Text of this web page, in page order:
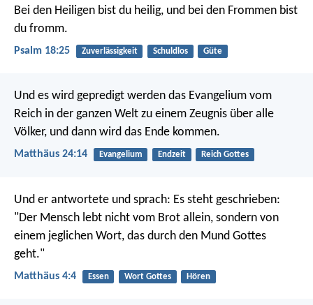
Bei den Heiligen bist du heilig, und bei den Frommen bist
du fromm.
Psalm 18:25 Zuverlässigkeit Schuldlos Güte
Und es wird gepredigt werden das Evangelium vom
Reich in der ganzen Welt zu einem Zeugnis über alle
Völker, und dann wird das Ende kommen.
Matthäus 24:14 Evangelium Endzeit Reich Gottes
Und er antwortete und sprach: Es steht geschrieben:
"Der Mensch lebt nicht vom Brot allein, sondern von
einem jeglichen Wort, das durch den Mund Gottes
geht."
Matthäus 4:4 Essen Wort Gottes Hören